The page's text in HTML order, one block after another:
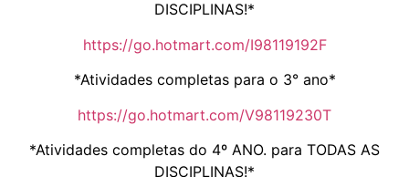
DISCIPLINAS!*
https://go.hotmart.com/I98119192F
*Atividades completas para o 3° ano*
https://go.hotmart.com/V98119230T
*Atividades completas do 4º ANO. para TODAS AS
DISCIPLINAS!*